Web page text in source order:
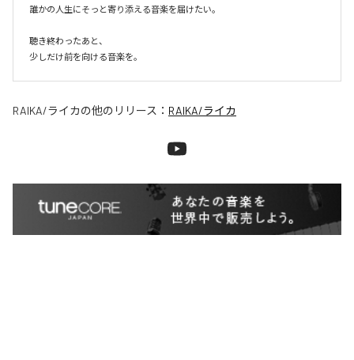
誰かの人生にそっと寄り添える音楽を届けたい。
聴き終わったあと、
少しだけ前を向ける音楽を。
RAIKA/ライカの他のリリース： RAIKA/ライカ